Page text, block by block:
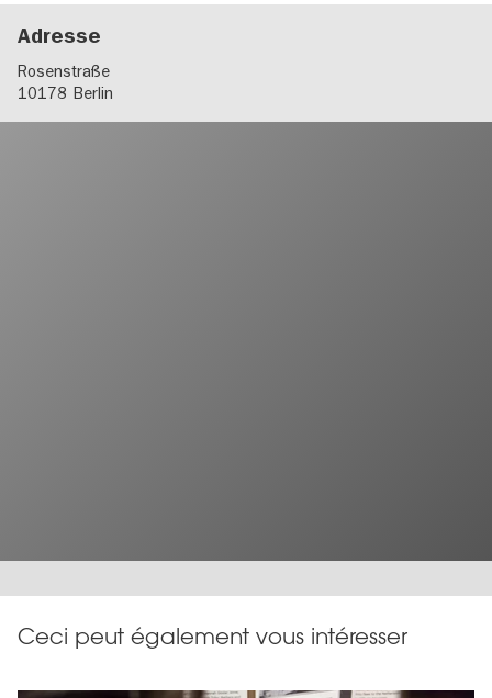
Adresse
Rosenstraße
10178 Berlin
Ceci peut également vous intéresser